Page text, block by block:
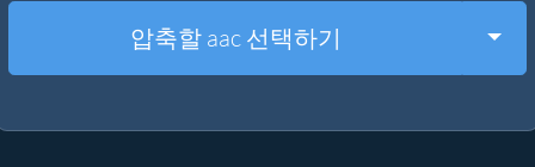
기타 도구
압축할 aac 선택하기